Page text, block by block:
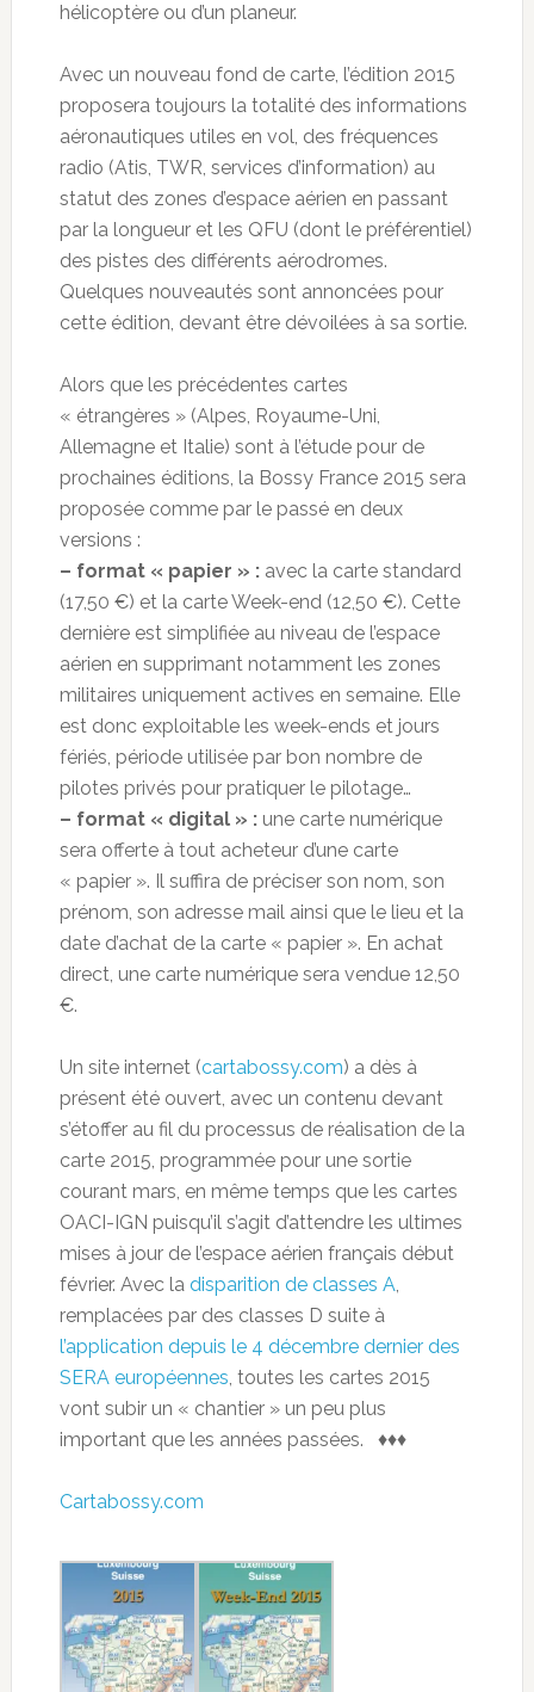
hélicoptère ou d’un planeur.
Avec un nouveau fond de carte, l’édition 2015
proposera toujours la totalité des informations
aéronautiques utiles en vol, des fréquences
radio (Atis, TWR, services d’information) au
statut des zones d’espace aérien en passant
par la longueur et les QFU (dont le préférentiel)
des pistes des différents aérodromes.
Quelques nouveautés sont annoncées pour
cette édition, devant être dévoilées à sa sortie.
Alors que les précédentes cartes
« étrangères » (Alpes, Royaume-Uni,
Allemagne et Italie) sont à l’étude pour de
prochaines éditions, la Bossy France 2015 sera
proposée comme par le passé en deux
versions :
– format « papier » : avec la carte standard
(17,50 €) et la carte Week-end (12,50 €). Cette
dernière est simplifiée au niveau de l’espace
aérien en supprimant notamment les zones
militaires uniquement actives en semaine. Elle
est donc exploitable les week-ends et jours
fériés, période utilisée par bon nombre de
pilotes privés pour pratiquer le pilotage…
– format « digital » :une carte numérique
sera offerte à tout acheteur d’une carte
« papier ». Il suffira de préciser son nom, son
prénom, son adresse mail ainsi que le lieu et la
date d’achat de la carte « papier ». En achat
direct, une carte numérique sera vendue 12,50
€.
Un site internet (cartabossy.com) a dès à
présent été ouvert, avec un contenu devant
s’étoffer au fil du processus de réalisation de la
carte 2015, programmée pour une sortie
courant mars, en même temps que les cartes
OACI-IGN puisqu’il s’agit d’attendre les ultimes
mises à jour de l’espace aérien français début
février. Avec la disparition de classes A,
remplacées par des classes D suite à
l’application depuis le 4 décembre dernier des
SERA européennes, toutes les cartes 2015
vont subir un « chantier » un peu plus
important que les années passées. ♦♦♦
Cartabossy.com